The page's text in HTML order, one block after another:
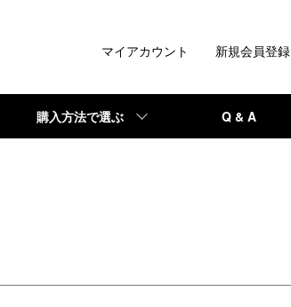
購入方法で選ぶ Q & A
マイアカウント 新規会員登録